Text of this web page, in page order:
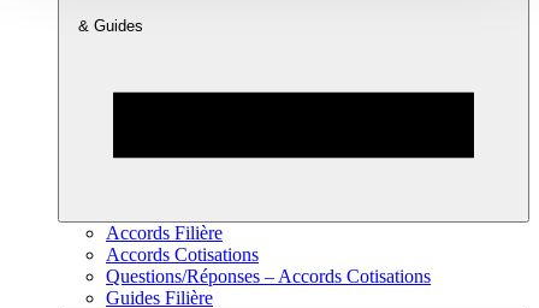
& Guides
Accords Filière
Accords Cotisations
Questions/Réponses – Accords Cotisations
Guides Filière